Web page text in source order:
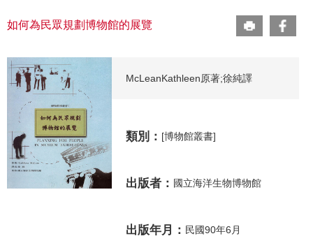
如何為民眾規劃博物館的展覽
McLeanKathleen原著;徐純譯
類別： [博物館叢書]
出版者： 國立海洋生物博物館
出版年月： 民國90年6月